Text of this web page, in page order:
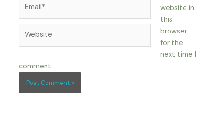
website in
this
browser
for the
next time I
comment.